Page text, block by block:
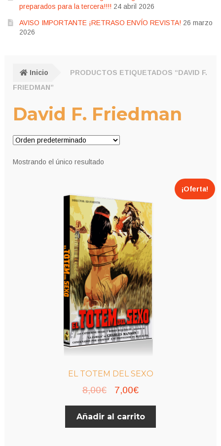
preparados para la tercera!!!! 24 abril 2026
AVISO IMPORTANTE ¡RETRASO ENVÍO REVISTA! 26 marzo
2026
Inicio
PRODUCTOS ETIQUETADOS “DAVID F.
FRIEDMAN”
David F. Friedman
Mostrando el único resultado
EL TOTEM DEL SEXO
¡Oferta!
8,00€
El
precio
original
7,00€El
precio
actual
Añadir al carrito